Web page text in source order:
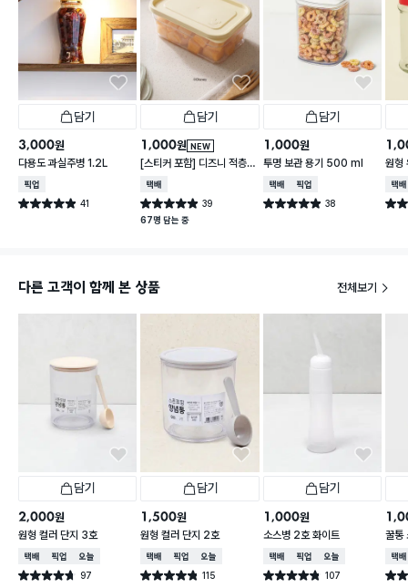
담기
3,000원
다용도 과실주병 1.2L
매장픽업
별점 4.9점 41
건 작성
담기
NEW
1,000원
[스티커 포함] 디즈니 적층
가능한 말랑핏 600 ml 아
이보리
택배배송
별점 4.9점 39
건 작성
67명 담는 중
담기
1,000원
투명 보관 용기 500 ml
택배배송매장픽업
별점 4.9점 38
건 작성
원형
2개
택배
별점
다른 고객이 함께 본 상품 전체보기
담기
2,000원
원형 컬러 단지 3호
택배배송매장픽업오늘배송
별점 4.7점 97
건 작성
담기
1,500원
원형 컬러 단지 2호
택배배송매장픽업오늘배송
별점 4.8점 115
건 작성
담기
1,000원
소스병 2호 화이트
택배배송매장픽업오늘배송
별점 4.8점 107
건 작성
꿀통
택배
별점